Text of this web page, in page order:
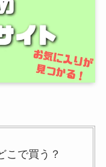
こで買う？